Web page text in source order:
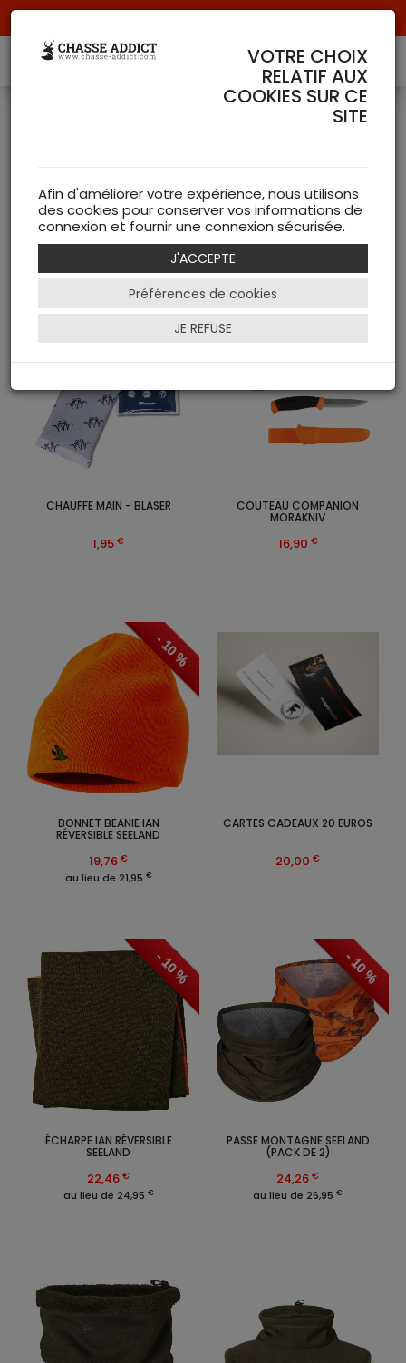
NEW
Filtrer
- 10 %
PASSE MONTAGNE SEELAND
(PACK DE 2)
24,26 €
au lieu de 26,95 €
- 10 %
ÉCHARPE IAN RÉVERSIBLE
SEELAND
22,46 €
au lieu de 24,95 €
- 10 %
BONNET BEANIE IAN
RÉVERSIBLE SEELAND
19,76 €
au lieu de 21,95 €
COUTEAU COMPANION
MORAKNIV
16,90 €
CARTES CADEAUX 20 EUROS
20,00 €
CHAUFFE MAIN - BLASER
1,95 €
VOTRE CHOIX
RELATIF AUX
COOKIES SUR CE
SITE
Afin d'améliorer votre expérience, nous utilisons
des cookies pour conserver vos informations de
connexion et fournir une connexion sécurisée.
J'ACCEPTE
Préférences de cookies
JE REFUSE